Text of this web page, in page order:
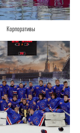
Корпоративы